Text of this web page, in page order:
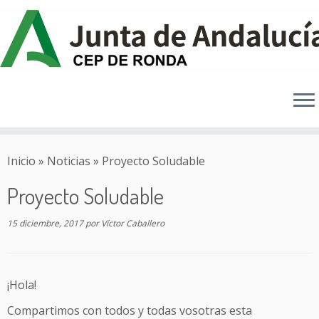
alInicio » Noticias » Proyecto Soludable
Proyecto Soludable
15 diciembre, 2017 por Víctor Caballero
¡Hola!
Compartimos con todos y todas vosotras esta